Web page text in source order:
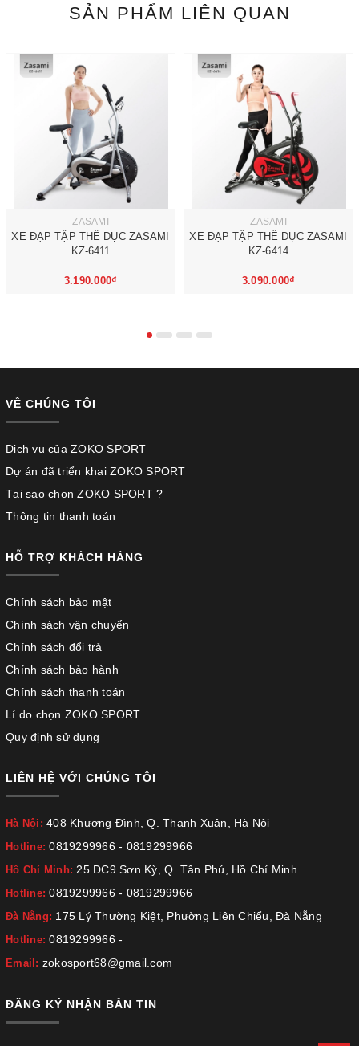
SẢN PHẨM LIÊN QUAN
ZASAMI
XE ĐẠP TẬP THỂ DỤC ZASAMI
KZ-6411
3.190.000₫
ZASAMI
XE ĐẠP TẬP THỂ DỤC ZASAMI
KZ-6414
3.090.000₫
VỀ CHÚNG TÔI
Dịch vụ của ZOKO SPORT
Dự án đã triển khai ZOKO SPORT
Tại sao chọn ZOKO SPORT ?
Thông tin thanh toán
HỖ TRỢ KHÁCH HÀNG
Chính sách bảo mật
Chính sách vận chuyển
Chính sách đổi trả
Chính sách bảo hành
Chính sách thanh toán
Lí do chọn ZOKO SPORT
Quy định sử dụng
LIÊN HỆ VỚI CHÚNG TÔI
Hà Nội: 408 Khương Đình, Q. Thanh Xuân, Hà Nội
Hotline:0819299966 - 0819299966
Hồ Chí Minh:25 DC9 Sơn Kỳ, Q. Tân Phú, Hồ Chí Minh
Hotline:0819299966 - 0819299966
Đà Nẵng: 175 Lý Thường Kiệt, Phường Liên Chiểu, Đà Nẵng
Hotline:0819299966 -
Email: zokosport68@gmail.com
ĐĂNG KÝ NHẬN BẢN TIN